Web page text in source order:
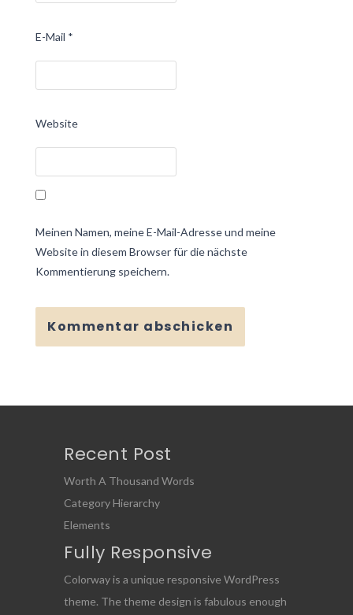
E-Mail *
Website
Meinen Namen, meine E-Mail-Adresse und meine
Website in diesem Browser für die nächste
Kommentierung speichern.
Recent Post
Worth A Thousand Words
Category Hierarchy
Elements
Fully Responsive
Colorway is a unique responsive WordPress
theme. The theme design is fabulous enough